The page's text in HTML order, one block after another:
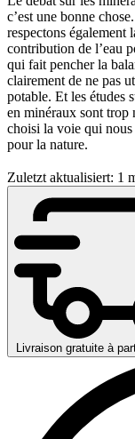
c’est une bonne
respectons également
contribution de l’eau
qui fait pencher la
clairement de ne pas
potable. Et les études
en minéraux sont trop
choisi la voie qui
pour la nature.
Zuletzt aktualisiert: 1
Livraison gratuite à